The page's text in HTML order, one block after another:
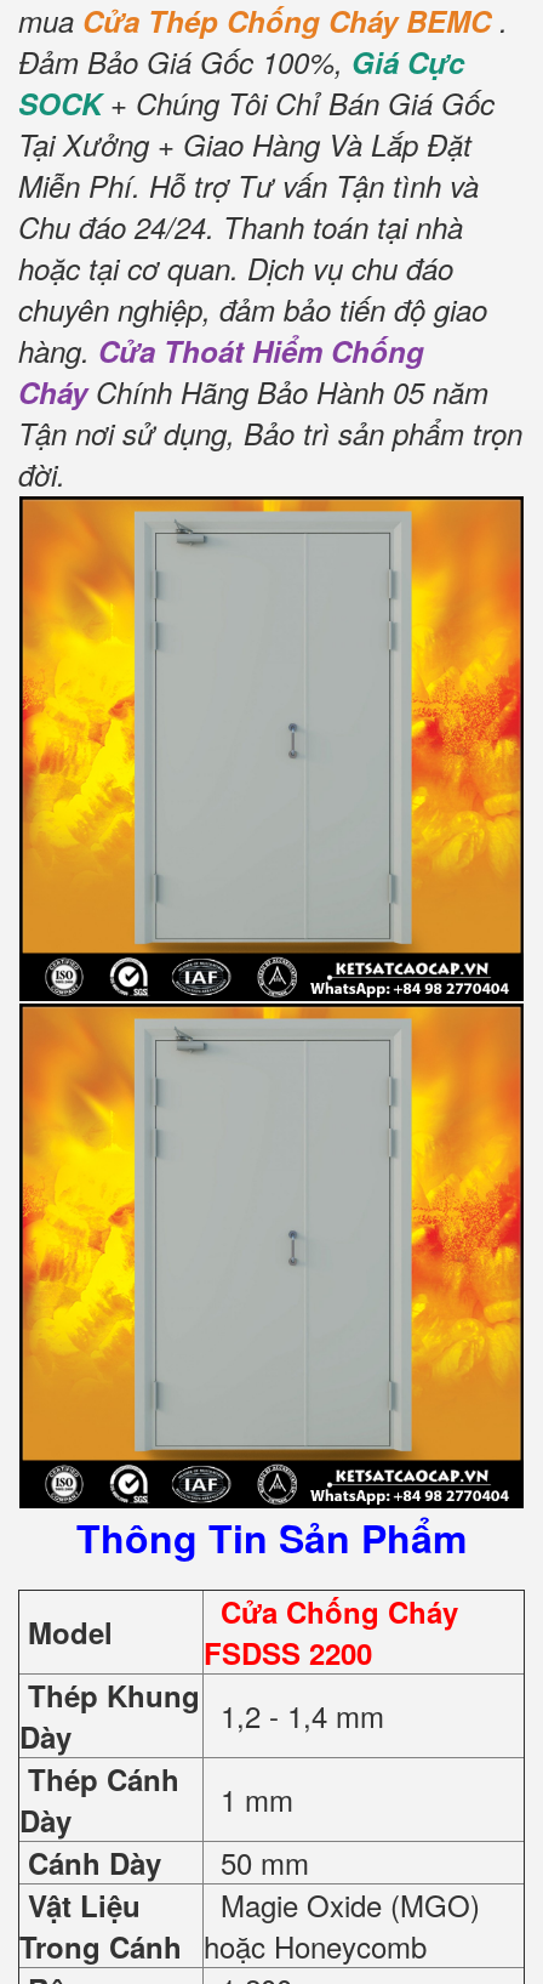
mua Cửa Thép Chống Cháy BEMC .
Đảm Bảo Giá Gốc 100%, Giá Cực
SOCK+ Chúng Tôi Chỉ Bán Giá Gốc
Tại Xưởng + Giao Hàng Và Lắp Đặt
Miễn Phí. Hỗ trợ Tư vấn Tận tình và
Chu đáo 24/24. Thanh toán tại nhà
hoặc tại cơ quan. Dịch vụ chu đáo
chuyên nghiệp, đảm bảo tiến độ giao
hàng. Cửa Thoát Hiểm Chống
CháyChính Hãng Bảo Hành 05 năm
Tận nơi sử dụng, Bảo trì sản phẩm trọn
đời.
Thông Tin Sản Phẩm
Model
Cửa Chống Cháy
FSDSS 2200
Thép Khung
Dày
1,2 - 1,4 mm
Thép Cánh
Dày
1 mm
Cánh Dày 50 mm
Vật Liệu
Trong Cánh
Magie Oxide (MGO)
hoặc Honeycomb